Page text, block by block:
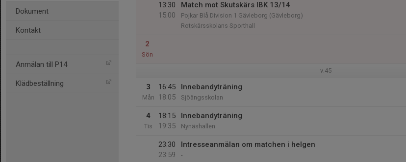
Dokument
Kontakt
Anmälan till P14
Klädbeställning
13:30
15:00
Match mot Skutskärs IBK 13/14
Pojkar Blå Division 1 Gävleborg (Gävleborg)
Rotskärsskolans Sporthall
2
Sön
v.45
3
Mån
16:45
18:05
Innebandyträning
Sjöängsskolan
4
Tis
18:15
19:35
Innebandyträning
Nynäshallen
23:30
23:59
Intresseanmälan om matchen i helgen
-